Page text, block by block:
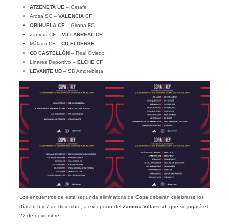
ATZENETA UE – Getafe
Arosa SC –VALENCIA CF
ORIHUELA CF – Girona FC
Zamora CF – VILLARREAL CF
Málaga CF – CD ELDENSE
CD CASTELLÓN – Real Oviedo
Linares Deportivo –ELCHE CF
LEVANTE UD – SD Amorebieta
Los encuentros de esta segunda eliminatoria de Copa deberán celebrarse los
días 5, 6 y 7 de diciembre, a excepción del Zamora-Villarreal , que se jugará el
22 de noviembre.